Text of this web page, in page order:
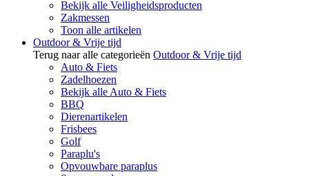
Bekijk alle Veiligheidsproducten
Zakmessen
Toon alle artikelen
Outdoor & Vrije tijd
Terug naar alle categorieën Outdoor & Vrije tijd
Auto & Fiets
Zadelhoezen
Bekijk alle Auto & Fiets
BBQ
Dierenartikelen
Frisbees
Golf
Paraplu's
Opvouwbare paraplus